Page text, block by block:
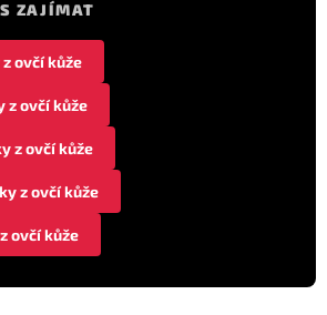
ZAJÍMAT
ovčí kůže
z ovčí kůže
z ovčí kůže
z ovčí kůže
ovčí kůže